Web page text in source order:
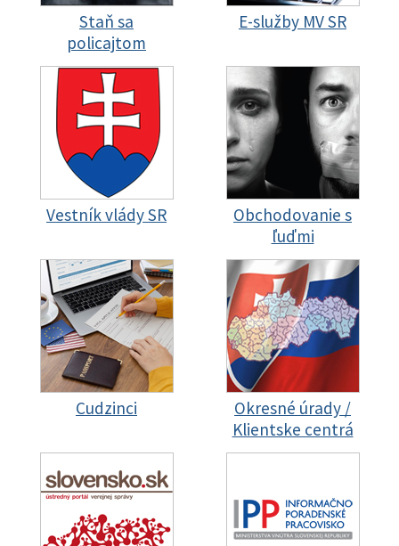
Staň sa
policajtom
E-služby MV SR
Vestník vlády SR
Obchodovanie s
ľuďmi
Cudzinci
Okresné úrady /
Klientske centrá